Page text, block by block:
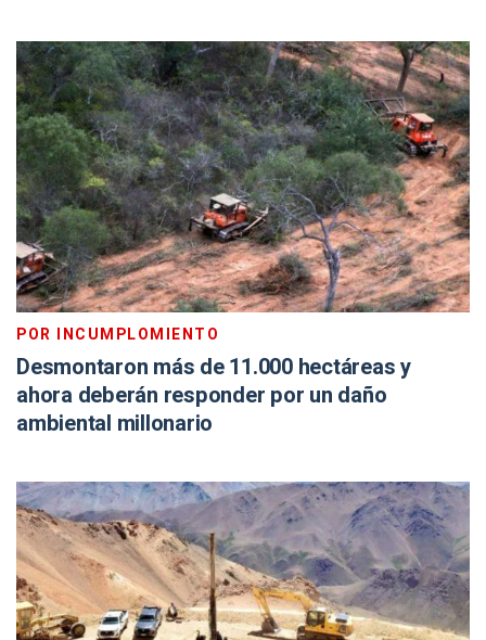
POR INCUMPLOMIENTO
Desmontaron más de 11.000 hectáreas y
ahora deberán responder por un daño
ambiental millonario